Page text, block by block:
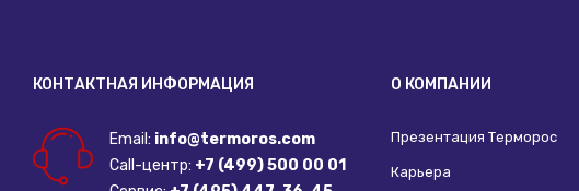
КОНТАКТНАЯ ИНФОРМАЦИЯ
Email: info@termoros.com
Call-центр: +7 (499) 500 00 01
О КОМПАНИИ
Презентация Терморос
Карьера